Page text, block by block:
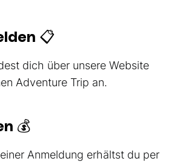
📋
dich über unsere Website
Adventure Trip an.
💰
Anmeldung erhältst du per